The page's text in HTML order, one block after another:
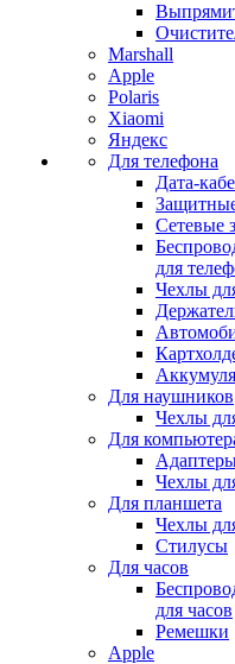
Marshall
Apple
Polaris
Xiaomi
Яндекс
Для телефона
Дата-
Сетевые
для
Чехлы
Для наушников
Чехлы
Для
Чехлы
Для планшета
Чехлы
Стилусы
Для часов
для часов
Ремешки
Apple